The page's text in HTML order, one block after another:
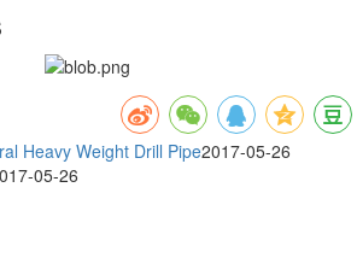
Heavy Weight Drill Pipe2017-05-26
05-26